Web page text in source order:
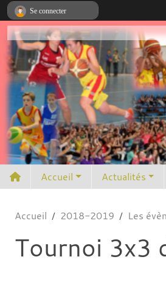
Accueil Actualités
Accueil 2018-2019 Les
Tournoi 3x3
Se connecter
Panneau de gestion des cookies